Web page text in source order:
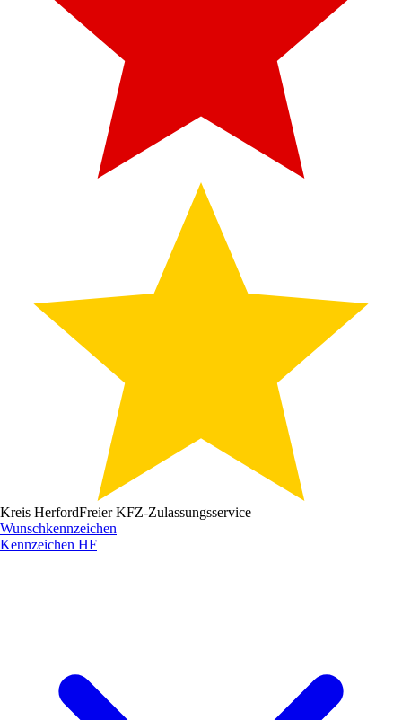
Kreis HerfordFreier KFZ-Zulassungsservice
Wunschkennzeichen
Kennzeichen HF